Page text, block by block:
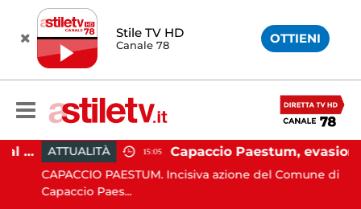
Stile TV HD
Canale 78 OTTIENI
Paestum, Codacons scrive al ministro Giuli: "Rilanciare scavi dell'Anfiteatro nell'area archeologica" ATTUALITÀ 15:05 Capaccio Paestum, evasione tassa di soggiorno: scoperte 49 strutture fantasma, elevate 132 sanzioni
CAPACCIO PAESTUM. Incisiva azione del Comune di
Capaccio Paes...